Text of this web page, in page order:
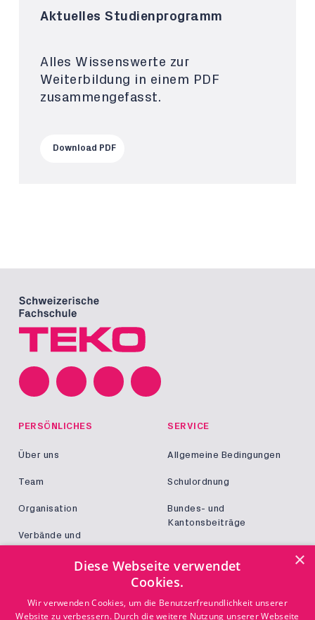
Aktuelles Studienprogramm
Alles Wissenswerte zur
Weiterbildung in einem PDF
zusammengefasst.
Download PDF
PERSÖNLICHES
Über uns
Team
Organisation
Verbände und
SERVICE
Allgemeine Bedingungen
Schulordnung
Bundes- und
Kantonsbeiträge
KONTAKT
×
Diese Webseite verwendet
Cookies.
Wir verwenden Cookies, um die Benutzerfreundlichkeit unserer
Website zu verbessern. Durch die weitere Nutzung unserer Webseite